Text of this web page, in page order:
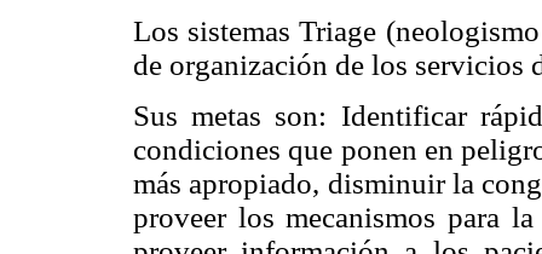
Los sistemas Triage
de organización de los servicios
Sus metas son: Identificar
condiciones que ponen en
más apropiado, disminuir la
proveer los mecanismos para